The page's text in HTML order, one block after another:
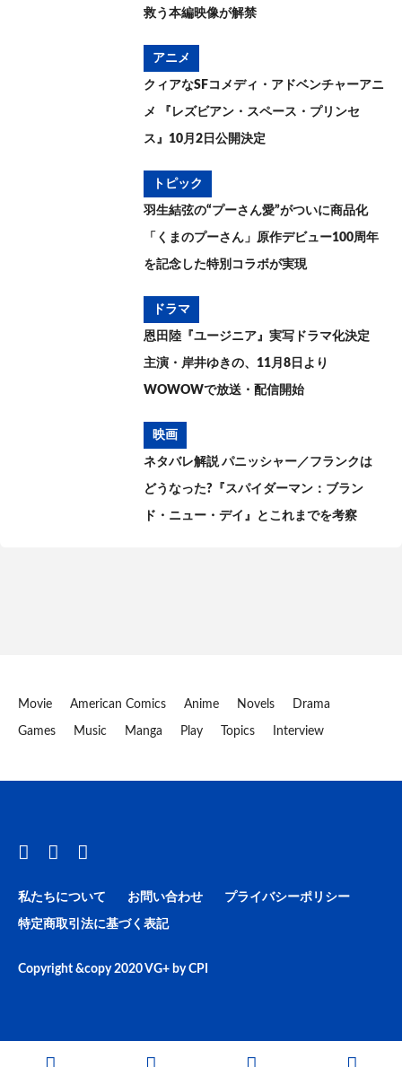
救う本編映像が解禁
アニメ
クィアなSFコメディ・アドベンチャーアニ
メ 『レズビアン・スペース・プリンセ
ス』10月2日公開決定
トピック
羽生結弦の“プーさん愛”がついに商品化
「くまのプーさん」原作デビュー100周年
を記念した特別コラボが実現
ドラマ
恩田陸『ユージニア』実写ドラマ化決定
主演・岸井ゆきの、11月8日より
WOWOWで放送・配信開始
映画
ネタバレ解説 パニッシャー／フランクは
どうなった?『スパイダーマン：ブラン
ド・ニュー・デイ』とこれまでを考察
Movie American Comics Anime Novels Drama
Games Music Manga Play Topics Interview
私たちについて お問い合わせ プライバシーポリシー
特定商取引法に基づく表記
Copyright &copy 2020VG+ byCPI